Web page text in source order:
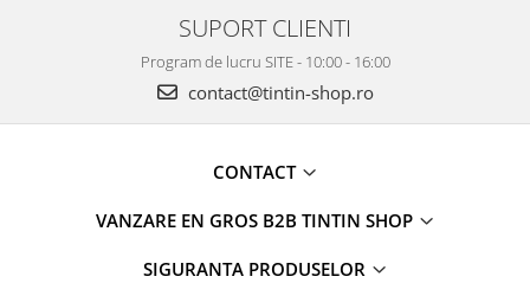
SUPORT CLIENTI
Program de lucru SITE - 10:00 - 16:00
contact@tintin-shop.ro
CONTACT
VANZARE EN GROS B2B TINTIN SHOP
SIGURANTA PRODUSELOR